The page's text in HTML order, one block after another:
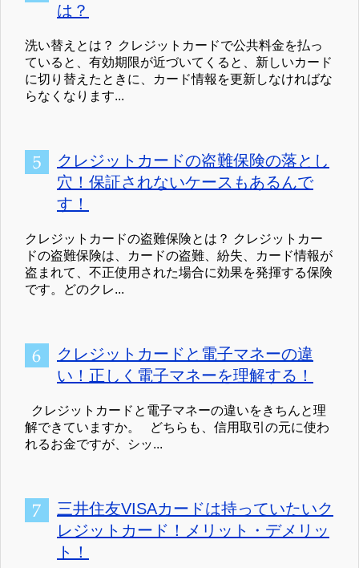
は？
洗い替えとは？ クレジットカードで公共料金を払っ
ていると、有効期限が近づいてくると、新しいカード
に切り替えたときに、カード情報を更新しなければな
らなくなります...
クレジットカードの盗難保険の落とし
穴！保証されないケースもあるんで
す！
クレジットカードの盗難保険とは？ クレジットカー
ドの盗難保険は、カードの盗難、紛失、カード情報が
盗まれて、不正使用された場合に効果を発揮する保険
です。どのクレ...
クレジットカードと電子マネーの違
い！正しく電子マネーを理解する！
クレジットカードと電子マネーの違いをきちんと理
解できていますか。 どちらも、信用取引の元に使わ
れるお金ですが、シッ...
三井住友VISAカードは持っていたいク
レジットカード！メリット・デメリッ
ト！